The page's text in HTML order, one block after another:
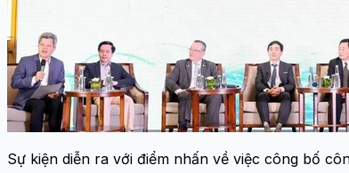
Sự kiện diễn ra với điểm nhấn về việc công bố